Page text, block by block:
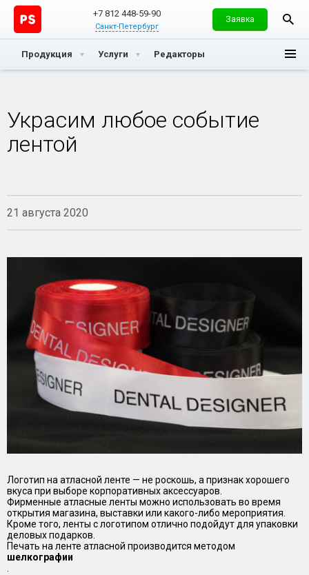
+7 812 448-59-90
Санкт-Петербург
Заявка
Продукция Услуги Редакторы
Украсим любое событие
лентой
21 августа 2020
Логотип на атласной ленте — не роскошь, а признак хорошего
вкуса при выборе корпоративных аксессуаров.
Фирменные атласные ленты можно использовать во время
открытия магазина, выставки или какого-либо мероприятия.
Кроме того, ленты с логотипом отлично подойдут для упаковки
деловых подарков.
Печать на ленте атласной производится методом
шелкографии
.